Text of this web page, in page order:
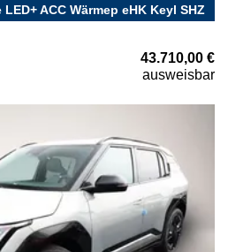
ACC Wärmep eHK Keyl SHZ
43.710,00 €
ausweisbar